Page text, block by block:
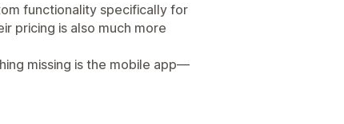
functionality specifically for
pricing is also much more
missing is the mobile app—